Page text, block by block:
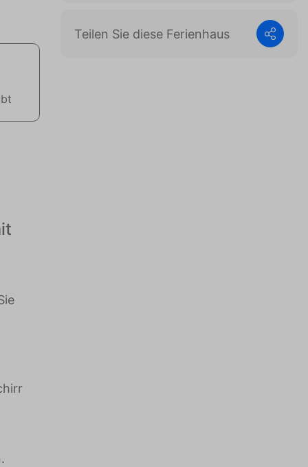
Teilen Sie diese Ferienhaus